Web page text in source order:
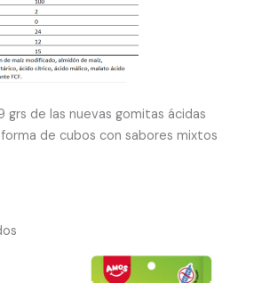
grs de las nuevas gomitas ácidas
de cubos con sabores mixtos